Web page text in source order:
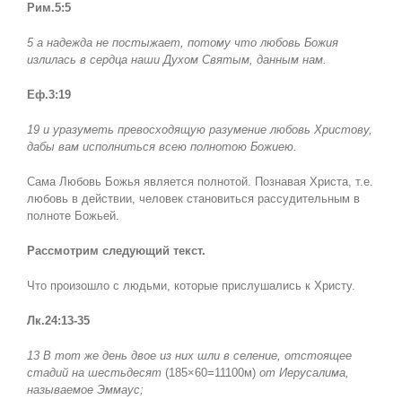
Рим.5:5
5 а надежда не постыжает, потому что любовь Божия
излилась в сердца наши Духом Святым, данным нам.
Еф.3:19
19 и уразуметь превосходящую разумение любовь Христову,
дабы вам исполниться всею полнотою Божиею.
Сама Любовь Божья является полнотой. Познавая Христа, т.е.
любовь в действии, человек становиться рассудительным в
полноте Божьей.
Рассмотрим следующий текст.
Что произошло с людьми, которые прислушались к Христу.
Лк.24:13-35
13 В тот же день двое из них шли в селение, отстоящее
стадий на шестьдесят (185×60=11100м) от Иерусалима,
называемое Эммаус;